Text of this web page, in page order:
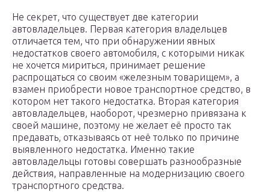
Не секрет, что существует две категории
автовладельцев. Первая категория владельцев
отличается тем, что при обнаружении явных
недостатков своего автомобиля, с которыми никак
не хочется мириться, принимает решение
распрощаться со своим «железным товарищем», а
взамен приобрести новое транспортное средство, в
котором нет такого недостатка. Вторая категория
автовладельцев, наоборот, чрезмерно привязана к
своей машине, поэтому не желает её просто так
предавать, отказываясь от неё только по причине
выявленного недостатка. Именно такие
автовладельцы готовы совершать разнообразные
действия, направленные на модернизацию своего
транспортного средства.